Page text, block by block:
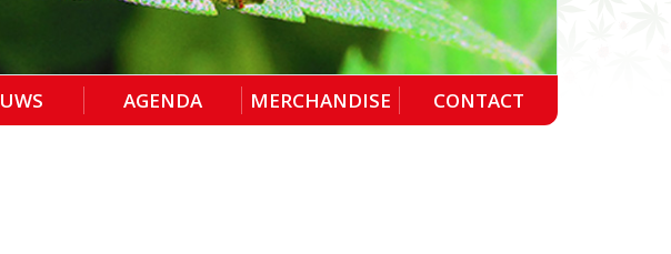
AGENDA MERCHANDISE CONTACT